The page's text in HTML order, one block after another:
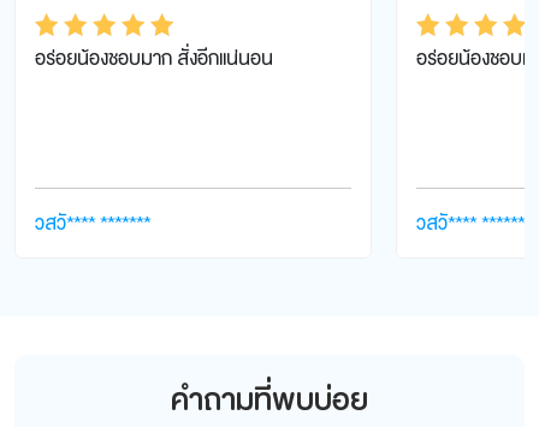
ะแนน
ให้คะแนน5
อร่อยน้องชอบมาก สั่งอีกแน่นอน
วสวั**** *******
ให้คะแนน
อร่อยน้องชอบม
วสวั**** *******
คำถามที่พบบ่อย